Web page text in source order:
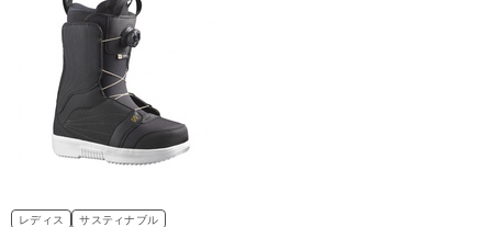
レディス サスティナブル